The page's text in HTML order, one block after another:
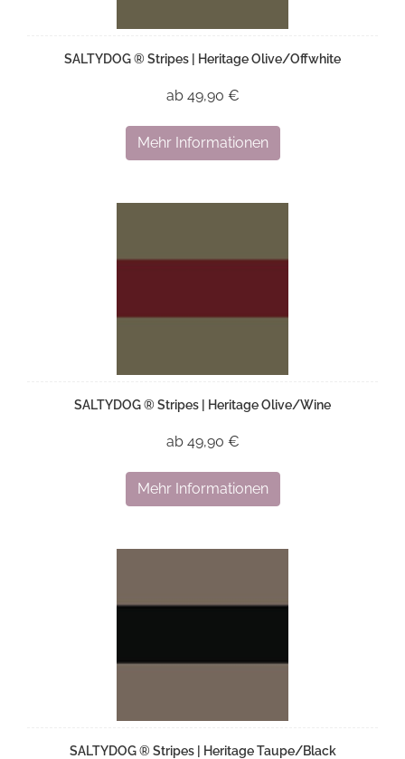
SALTYDOG ® Stripes | Heritage Olive/Offwhite
ab 49,90 €
Mehr Informationen
SALTYDOG ® Stripes | Heritage Olive/Wine
ab 49,90 €
Mehr Informationen
SALTYDOG ® Stripes | Heritage Taupe/Black